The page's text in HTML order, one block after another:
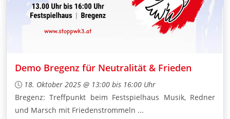
Demo Bregenz für Neutralität & Frieden
18. Oktober 2025 @ 13:00 bis 16:00 Uhr
Bregenz: Treffpunkt beim Festspielhaus Musik, Redner
und Marsch mit Friedenstrommeln ...